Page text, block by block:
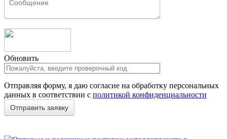
Обновить
Отправляя форму, я даю согласие на обработку персональных
данных в соответствии с политикой конфиденциальности